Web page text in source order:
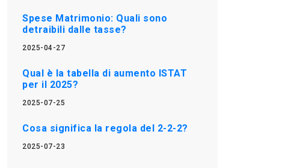
Spese Matrimonio: Quali sono
detraibili dalle tasse?
2025-04-27
Qual è la tabella di aumento ISTAT
per il 2025?
2025-07-25
Cosa significa la regola del 2-2-2?
2025-07-23